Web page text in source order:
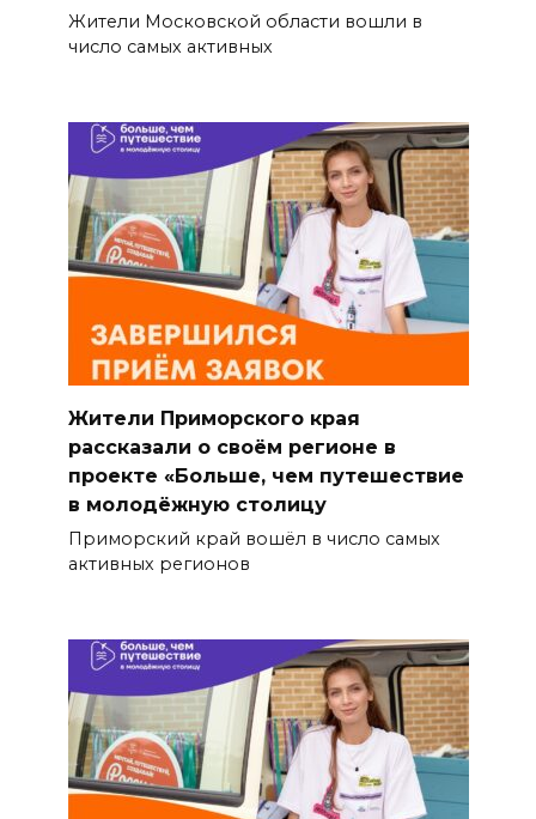
Жители Московской области вошли в
число самых активных
Жители Приморского края
рассказали о своём регионе в
проекте «Больше, чем путешествие
в молодёжную столицу
Приморский край вошёл в число самых
активных регионов